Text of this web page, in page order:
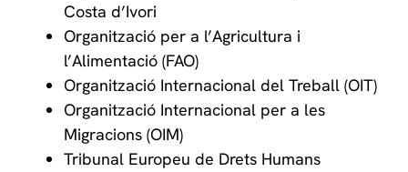
Costa d’Ivori
Organització per a l’Agricultura i
l’Alimentació (FAO)
Organització Internacional del Treball (OIT)
Organització Internacional per a les
Migracions (OIM)
Tribunal Europeu de Drets Humans